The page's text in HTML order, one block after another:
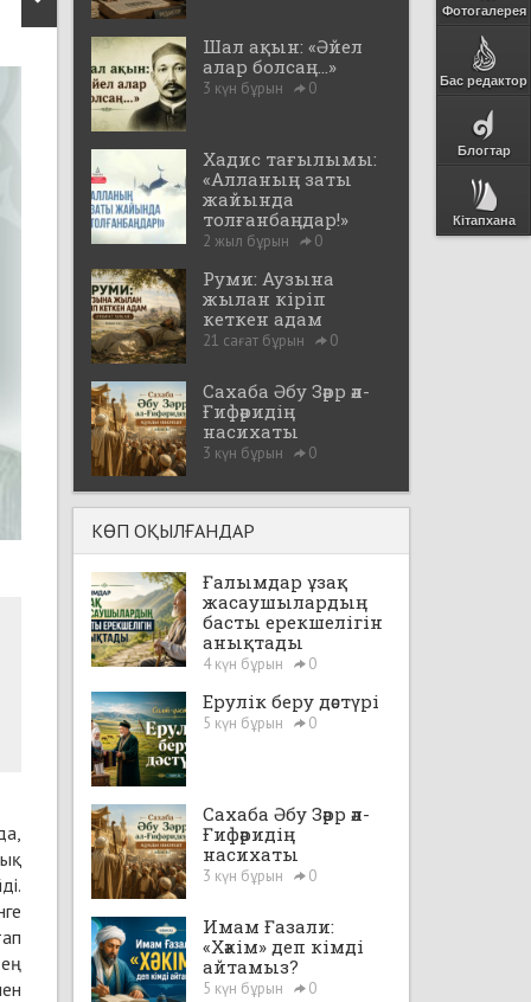
Фотогалерея
Бас редактор
Блогтар
Кітапхана
Шал ақын: «Әйел
алар болсаң...»
3 күн бұрын 0
Хадис тағылымы:
«Алланың заты
жайында
толғанбаңдар!»
2 жыл бұрын 0
Руми: Аузына
жылан кіріп
кеткен адам
21 сағат бұрын 0
Сахаба Әбу Зәрр әл-
Ғифәридің
насихаты
3 күн бұрын 0
КӨП ОҚЫЛҒАНДАР
Ғалымдар ұзақ
жасаушылардың
басты ерекшелігін
анықтады
4 күн бұрын 0
Ерулік беру дәстүрі
5 күн бұрын 0
Сахаба Әбу Зәрр әл-
Ғифәридің
насихаты
3 күн бұрын 0
Имам Ғазали:
«Хәкім» деп кімді
айтамыз?
5 күн бұрын 0